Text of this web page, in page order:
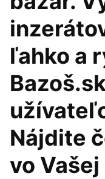
ľahko a
Nájdite
vo